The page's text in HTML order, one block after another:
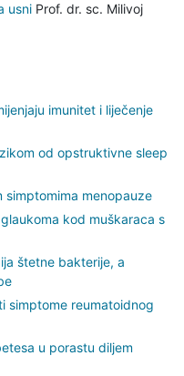
usni Prof. dr. sc. Milivoj
imunitet i liječenje
od opstruktivne sleep
menopauze
kod muškaraca s
štetne bakterije, a
simptome reumatoidnog
u porastu diljem